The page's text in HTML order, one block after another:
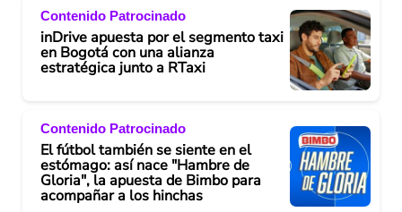
Contenido Patrocinado
inDrive apuesta por el segmento taxi
en Bogotá con una alianza
estratégica junto a RTaxi
Contenido Patrocinado
El fútbol también se siente en el
estómago: así nace "Hambre de
Gloria", la apuesta de Bimbo para
acompañar a los hinchas